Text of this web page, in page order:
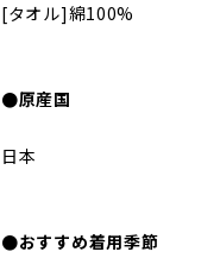
[タオル]綿100%
●原産国
日本
●おすすめ着用季節